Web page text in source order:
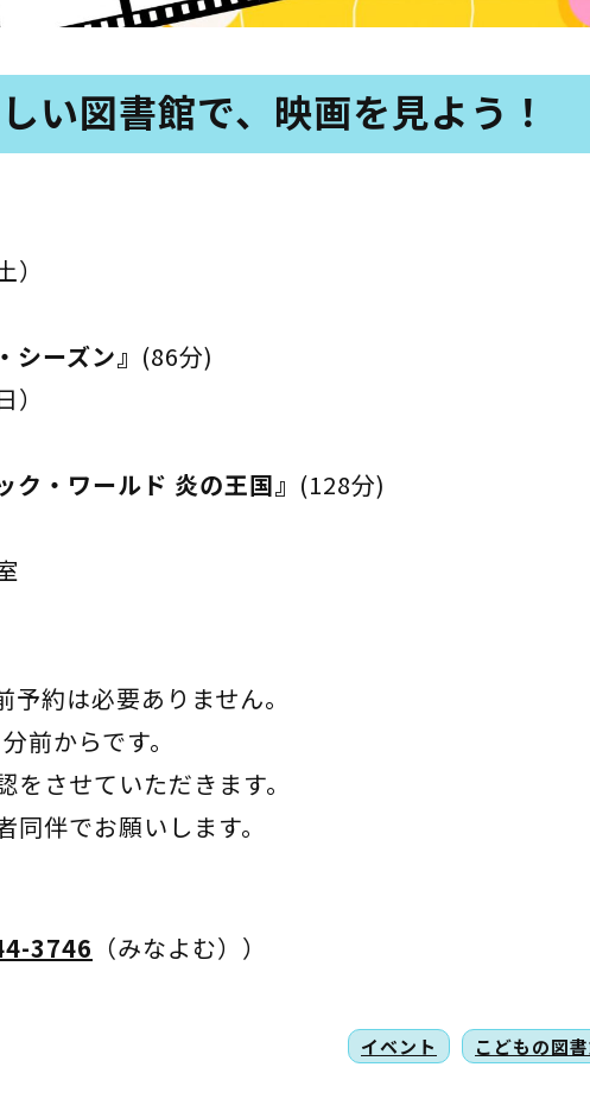
い図書館で、映画を見よう！
ーズン』 (86分)
ク・ワールド 炎の王国』 (128分)
約は必要ありません。
前からです。
させていただきます。
伴でお願いします。
3746 （みなよむ））
イベント こどもの図